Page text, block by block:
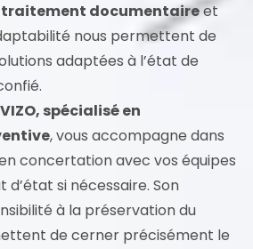
traitement documentaireet
nous permettent de
adaptées à l’état de
spécialisé en
, vous accompagne dans
concertation avec vos équipes
si nécessaire. Son
à la préservation du
de cerner précisément le